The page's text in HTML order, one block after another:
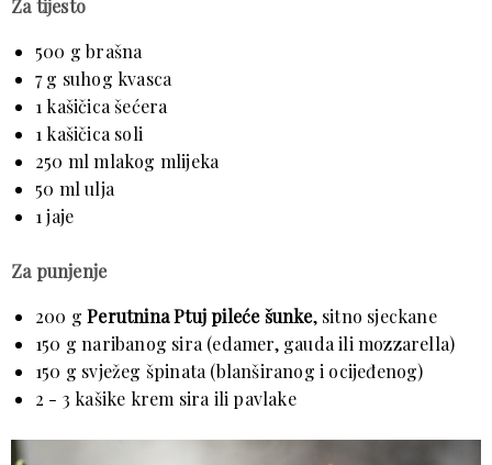
Za tijesto
500 g brašna
7 g suhog kvasca
1 kašičica šećera
1 kašičica soli
250 ml mlakog mlijeka
50 ml ulja
1 jaje
Za punjenje
200 gPerutnina Ptuj pileće šunke, sitno sjeckane
150 g naribanog sira (edamer, gauda ili mozzarella)
150 g svježeg špinata (blanširanog i ocijeđenog)
2 - 3 kašike krem sira ili pavlake